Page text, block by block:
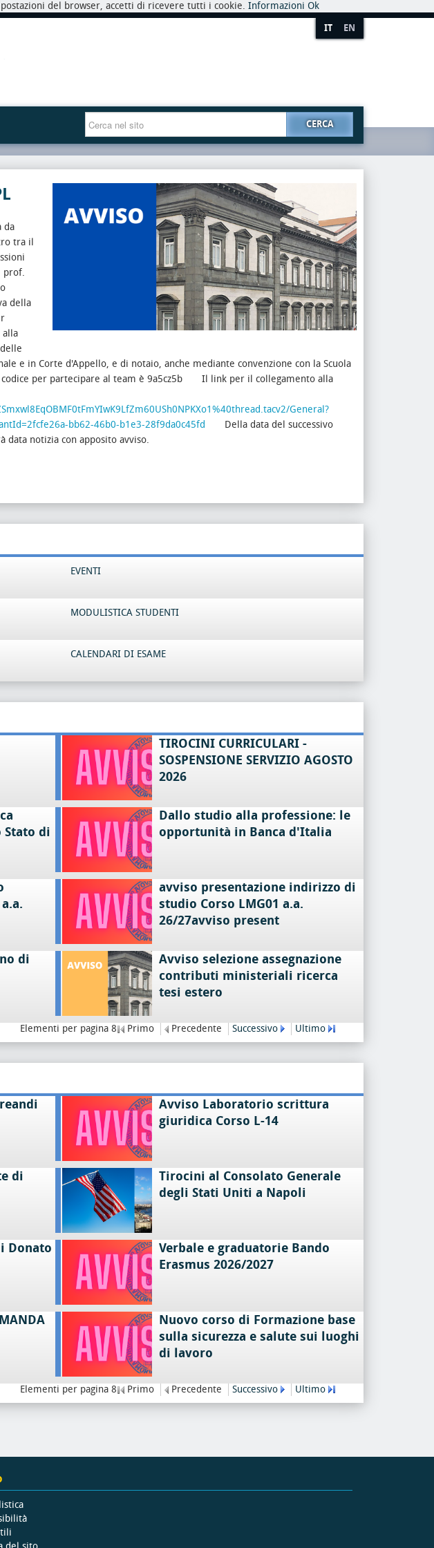
del browser, accetti di ricevere tutti i cookie. Informazioni Ok
IT EN
CERCA
da
tra il
prof.
della
alla
e in Corte d'Appello, e di notaio, anche mediante convenzione con la Scuola
per partecipare al team è 9a5cz5b Il link per il collegamento alla
General?
bb62-46b0-b1e3-28f9da0c45fd
Della data del successivo
notizia con apposito avviso.
EVENTI
MODULISTICA STUDENTI
CALENDARI DI ESAME
TIROCINI CURRICULARI -
SOSPENSIONE SERVIZIO AGOSTO
2026
Stato di
Dallo studio alla professione: le
opportunità in Banca d'Italia
avviso presentazione indirizzo di
studio Corso LMG01 a.a.
26/27avviso present
di
Avviso selezione assegnazione
contributi ministeriali ricerca
tesi estero
Elementi per pagina 8 Primo Precedente Successivo Ultimo
Avviso Laboratorio scrittura
giuridica Corso L-14
di
Tirocini al Consolato Generale
degli Stati Uniti a Napoli
Donato
Verbale e graduatorie Bando
Erasmus 2026/2027
Nuovo corso di Formazione base
sulla sicurezza e salute sui luoghi
di lavoro
Elementi per pagina 8 Primo Precedente Successivo Ultimo